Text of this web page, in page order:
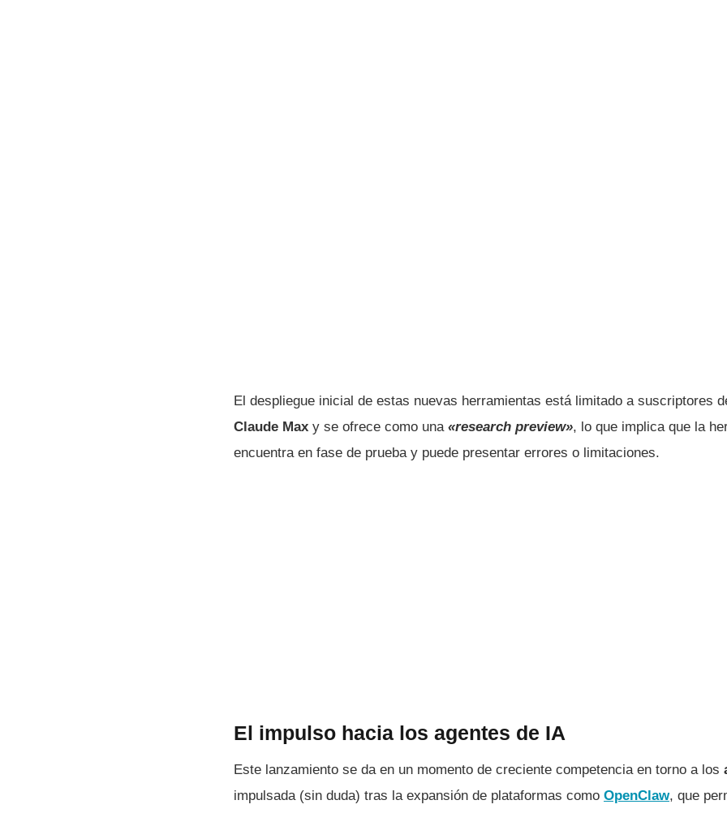
El despliegue inicial de estas nuevas herramientas está limitado a suscriptores
Claude Max y se ofrece como una «research preview», lo que implica que la
encuentra en fase de prueba y puede presentar errores o limitaciones.
El impulso hacia los agentes de IA
Este lanzamiento se da en un momento de creciente competencia en torno a los
impulsada (sin duda) tras la expansión de plataformas como OpenClaw, que